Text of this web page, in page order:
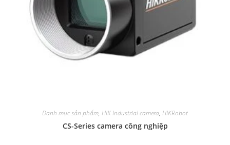
Danh mục sản phẩm, HIK Industrial camera, HIKRobot
CS-Series camera công nghiệp